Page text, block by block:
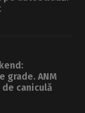
grade. ANM
caniculă